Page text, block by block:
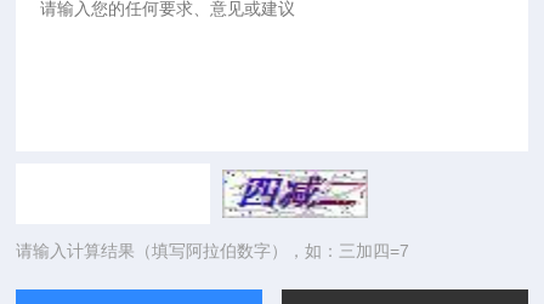
请输入计算结果（填写阿拉伯数字），如：三加四=7